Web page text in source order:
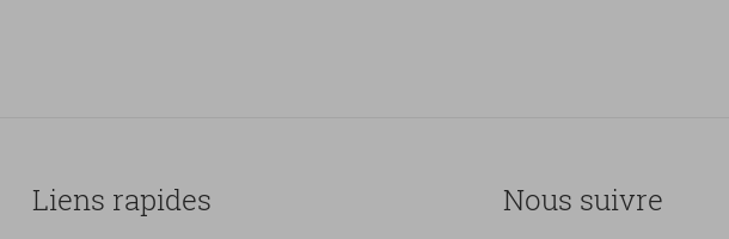
Liens rapides Nous suivre